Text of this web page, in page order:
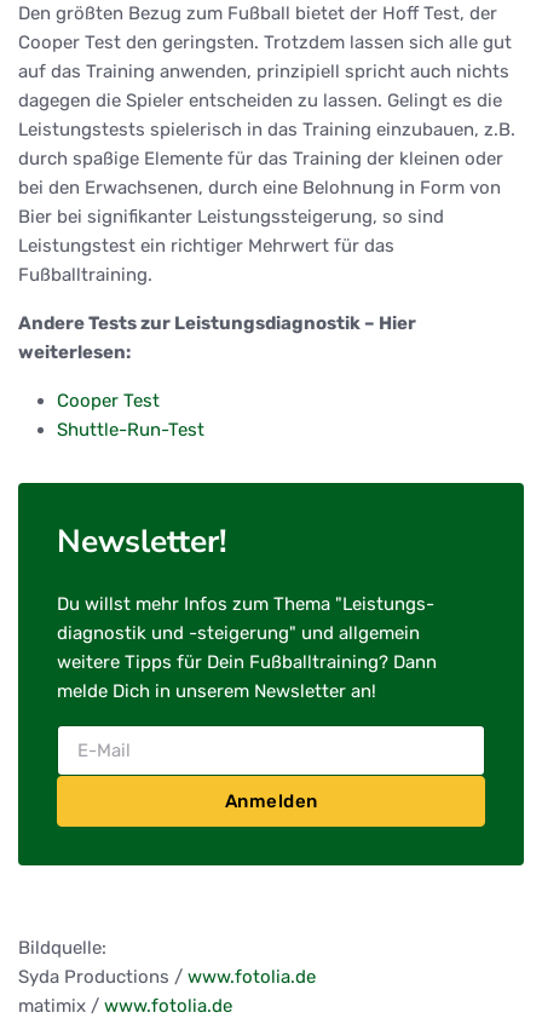
Den größten Bezug zum Fußball bietet der Hoff Test, der
Cooper Test den geringsten. Trotzdem lassen sich alle gut
auf das Training anwenden, prinzipiell spricht auch nichts
dagegen die Spieler entscheiden zu lassen. Gelingt es die
Leistungstests spielerisch in das Training einzubauen, z.B.
durch spaßige Elemente für das Training der kleinen oder
bei den Erwachsenen, durch eine Belohnung in Form von
Bier bei signifikanter Leistungssteigerung, so sind
Leistungstest ein richtiger Mehrwert für das
Fußballtraining.
Andere Tests zur Leistungsdiagnostik – Hier
weiterlesen:
Cooper Test
Shuttle-Run-Test
Newsletter!
Du willst mehr Infos zum Thema "Leistungs-
diagnostik und -steigerung" und allgemein
weitere Tipps für Dein Fußballtraining? Dann
melde Dich in unserem Newsletter an!
Anmelden
Bildquelle:
Syda Productions / www.fotolia.de
matimix / www.fotolia.de